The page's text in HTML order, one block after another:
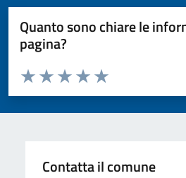
Quanto sono chiare le
pagina?
Valuta da 1 a 5 stelle la pagina
Valuta 5 stelle su 5
Valuta 4 stelle su 5
Valuta 3 stelle su 5
Valuta 2 stelle su 5
Valuta 1 stelle su 5
Contatta il comune